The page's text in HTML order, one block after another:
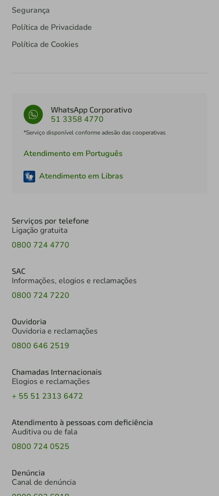
Segurança
Política de Privacidade
Política de Cookies
WhatsApp Corporativo
51 3358 4770
*Serviço disponível conforme adesão das cooperativas
Atendimento em Português
Atendimento em Libras
Serviços por telefone
Ligação gratuita
0800 724 4770
SAC
Informações, elogios e reclamações
0800 724 7220
Ouvidoria
Ouvidoria e reclamações
0800 646 2519
Chamadas Internacionais
Elogios e reclamações
+ 55 51 2313 6472
Atendimento à pessoas com deficiência
Auditiva ou de fala
0800 724 0525
Denúncia
Canal de denúncia